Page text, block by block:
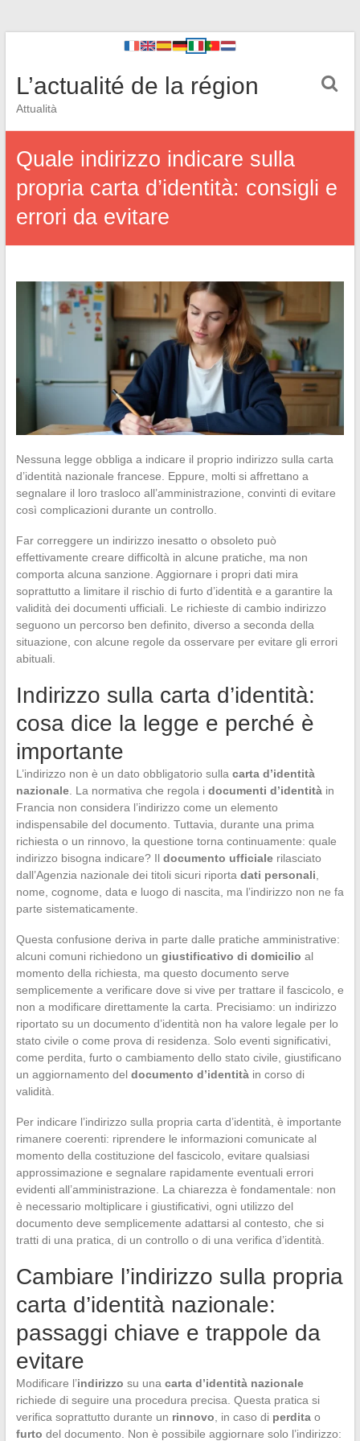
L’actualité de la région
Attualità
Quale indirizzo indicare sulla
propria carta d’identità: consigli e
errori da evitare
Nessuna legge obbliga a indicare il proprio indirizzo sulla carta
d’identità nazionale francese. Eppure, molti si affrettano a
segnalare il loro trasloco all’amministrazione, convinti di evitare
così complicazioni durante un controllo.
Far correggere un indirizzo inesatto o obsoleto può
effettivamente creare difficoltà in alcune pratiche, ma non
comporta alcuna sanzione. Aggiornare i propri dati mira
soprattutto a limitare il rischio di furto d’identità e a garantire la
validità dei documenti ufficiali. Le richieste di cambio indirizzo
seguono un percorso ben definito, diverso a seconda della
situazione, con alcune regole da osservare per evitare gli errori
abituali.
Indirizzo sulla carta d’identità:
cosa dice la legge e perché è
importante
L’indirizzo non è un dato obbligatorio sulla carta d’identità
nazionale. La normativa che regola i documenti d’identitàin
Francia non considera l’indirizzo come un elemento
indispensabile del documento. Tuttavia, durante una prima
richiesta o un rinnovo, la questione torna continuamente: quale
indirizzo bisogna indicare? Il documento ufficialerilasciato
dall’Agenzia nazionale dei titoli sicuri riporta dati personali
nome, cognome, data e luogo di nascita, ma l’indirizzo non ne fa
parte sistematicamente.
Questa confusione deriva in parte dalle pratiche amministrative:
alcuni comuni richiedono un giustificativo di domicilio al
momento della richiesta, ma questo documento serve
semplicemente a verificare dove si vive per trattare il fascicolo, e
non a modificare direttamente la carta. Precisiamo: un indirizzo
riportato su un documento d’identità non ha valore legale per lo
stato civile o come prova di residenza. Solo eventi significativi,
come perdita, furto o cambiamento dello stato civile, giustificano
un aggiornamento del documento d’identitàin corso di
validità.
Per indicare l’indirizzo sulla propria carta d’identità, è importante
rimanere coerenti: riprendere le informazioni comunicate al
momento della costituzione del fascicolo, evitare qualsiasi
approssimazione e segnalare rapidamente eventuali errori
evidenti all’amministrazione. La chiarezza è fondamentale: non
è necessario moltiplicare i giustificativi, ogni utilizzo del
documento deve semplicemente adattarsi al contesto, che si
tratti di una pratica, di un controllo o di una verifica d’identità.
Cambiare l’indirizzo sulla propria
carta d’identità nazionale:
passaggi chiave e trappole da
evitare
Modificare l’indirizzo su una carta d’identità nazionale
richiede di seguire una procedura precisa. Questa pratica si
verifica soprattutto durante un rinnovo , in caso di perditao
furto del documento. Non è possibile aggiornare solo l’indirizzo: